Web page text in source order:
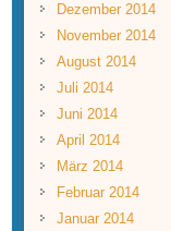
Dezember 2014
November 2014
August 2014
Juli 2014
Juni 2014
April 2014
März 2014
Februar 2014
Januar 2014